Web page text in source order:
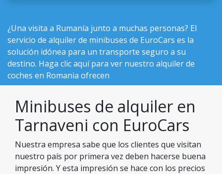
¿Una visita a Rumanía junto a muchas personas? El
servicio de alquiler de minibuses de EuroCars es la
solución idónea para un transporte seguro a su
destino. Haga clic aquí para ver nuestro alquiler de
coches en Romania ofrecen
Minibuses de alquiler en
Tarnaveni con EuroCars
Nuestra empresa sabe que los clientes que visitan
nuestro país por primera vez deben hacerse buena
impresión. Y esta impresión se hace con los precios